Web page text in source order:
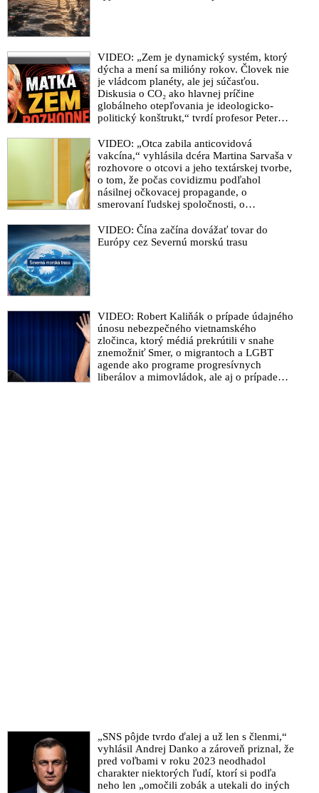
vlády debatovať neverejne
VIDEO: „Zem je dynamický systém, ktorý
dýcha a mení sa milióny rokov. Človek nie
je vládcom planéty, ale jej súčasťou.
Diskusia o CO₂ ako hlavnej príčine
globálneho otepľovania je ideologicko-
politický konštrukt,“ tvrdí profesor Peter
povrchu planéty a o tom, že súčasné
extrémne počasie a sprevádzajúce
klimatické javy, katastrofy a prírodné
zmeny na Zemi sú súčasťou galaktického
cyklu a širšej planetárnej a geologickej
transformácie
VIDEO: „Otca zabila anticovidová
vakcína,“ vyhlásila dcéra Martina Sarvaša v
rozhovore o otcovi a jeho textárskej tvorbe,
o tom, že počas covidizmu podľahol
násilnej očkovacej propagande, o
smerovaní ľudskej spoločnosti, o
duchovného sveta, ale aj o tom, ako Maťo
Ďurinda začal svoje politické názory
VIDEO: Čína začína dovážať tovar do
Európy cez Severnú morskú trasu
VIDEO: Robert Kaliňák o prípade údajného
únosu nebezpečného vietnamského
zločinca, ktorý médiá prekrútili v snahe
znemožniť Smer, o migrantoch a LGBT
agende ako programe progresívnych
liberálov a mimovládok, ale aj o prípade
„SNS pôjde tvrdo ďalej a už len s členmi,“
vyhlásil Andrej Danko a zároveň priznal, že
pred voľbami v roku 2023 neodhadol
charakter niektorých ľudí, ktorí si podľa
neho len „omočili zobák a utekali do iných